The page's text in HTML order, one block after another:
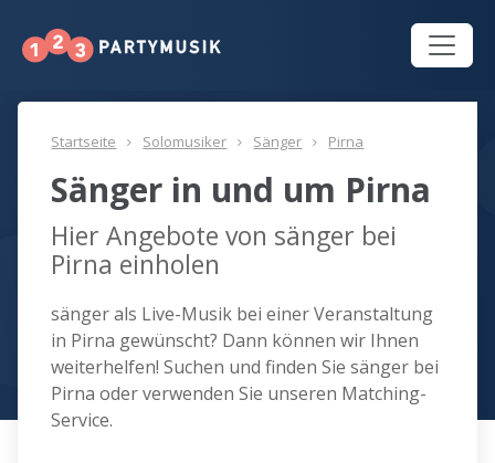
Startseite Solomusiker Sänger Pirna
Sänger in und um Pirna
Hier Angebote von sänger bei
Pirna einholen
sänger als Live-Musik bei einer Veranstaltung
in Pirna gewünscht? Dann können wir Ihnen
weiterhelfen! Suchen und finden Sie sänger bei
Pirna oder verwenden Sie unseren Matching-
Service.